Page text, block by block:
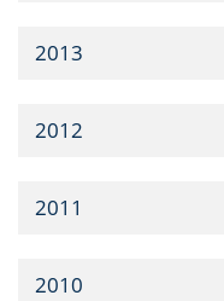
2013
2012
2011
2010